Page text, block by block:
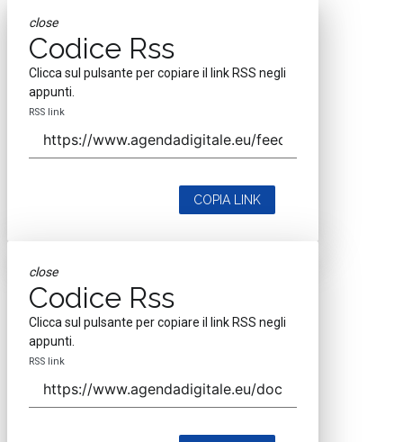
close
Codice Rss
Clicca sul pulsante per copiare il link RSS negli
appunti.
RSS link
COPIA LINK
close
Codice Rss
Clicca sul pulsante per copiare il link RSS negli
appunti.
RSS link